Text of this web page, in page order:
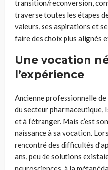
transition/reconversion,
traverse toutes les étapes
valeurs, ses aspirations et
faire des choix plus alignés
Une vocation
l’expérience
Ancienne professionnelle
du secteur pharmaceutique,
et à l’étranger. Mais c’est
naissance à sa vocation.
rencontré des difficultés
ans, peu de solutions
neurosciences, à la